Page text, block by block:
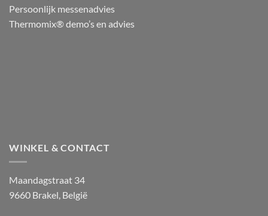
Persoonlijk messenadvies
Thermomix® demo’s en advies
WINKEL & CONTACT
Maandagstraat 34
9660 Brakel, België